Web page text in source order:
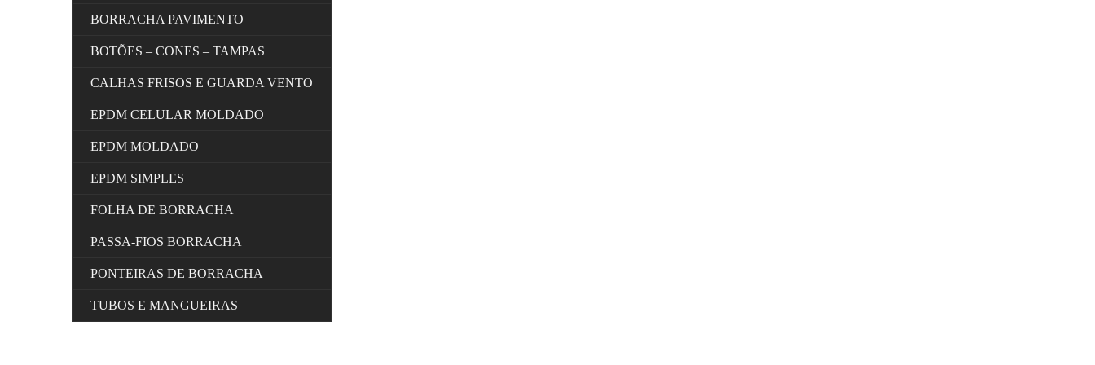
BORRACHA PAVIMENTO
BOTÕES – CONES – TAMPAS
CALHAS FRISOS E GUARDA VENTO
EPDM CELULAR MOLDADO
EPDM MOLDADO
EPDM SIMPLES
FOLHA DE BORRACHA
PASSA-FIOS BORRACHA
PONTEIRAS DE BORRACHA
TUBOS E MANGUEIRAS